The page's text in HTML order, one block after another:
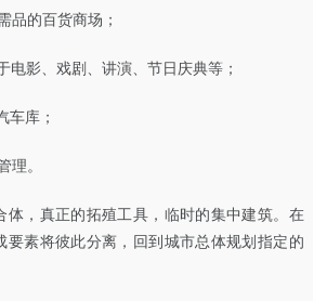
品的百货商场；
电影、戏剧、讲演、节日庆典等；
车库；
理。
体，真正的拓殖工具，临时的集中建筑。在
要素将彼此分离，回到城市总体规划指定的